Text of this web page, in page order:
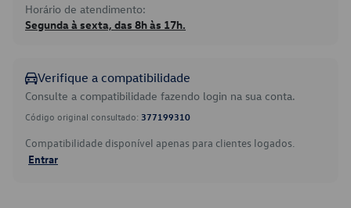
Horário de atendimento:
Segunda à sexta, das 8h às 17h.
Verifique a compatibilidade
Consulte a compatibilidade fazendo login na sua conta.
Código original consultado: 377199310
Compatibilidade disponível apenas para clientes logados.
Entrar